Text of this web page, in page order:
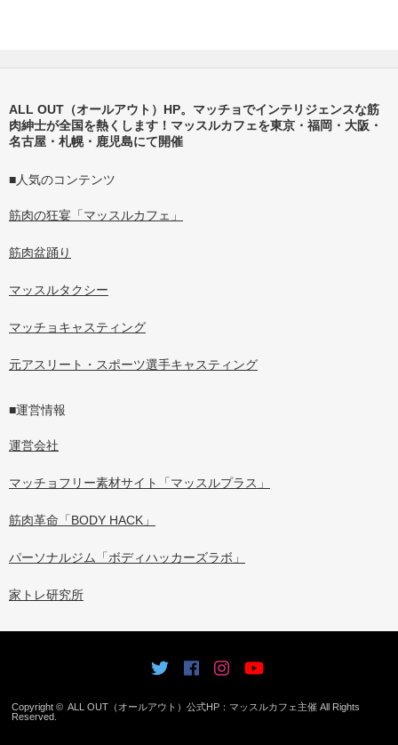
ALL OUT（オールアウト）HP。マッチョでインテリジェンスな筋
肉紳士が全国を熱くします！マッスルカフェを東京・福岡・大阪・
名古屋・札幌・鹿児島にて開催
■人気のコンテンツ
筋肉の狂宴「マッスルカフェ」
筋肉盆踊り
マッスルタクシー
マッチョキャスティング
元アスリート・スポーツ選手キャスティング
■運営情報
運営会社
マッチョフリー素材サイト「マッスルプラス」
筋肉革命「BODY HACK」
パーソナルジム「ボディハッカーズラボ」
家トレ研究所
Copyright ©ALL OUT（オールアウト）公式HP：マッスルカフェ主催 All Rights
Reserved.